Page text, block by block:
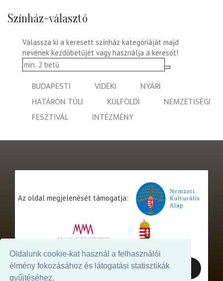
Oldalunk cookie-kat használ a felhasználói
élmény fokozásához és látogatási statisztikák
gyűjtéséhez.
Színház-választó
Válassza ki a keresett színház kategóriáját majd
nevének kezdőbetűjét vagy használja a keresőt!
BUDAPESTI VIDÉKI
NYÁRI
HATÁRON TÚLI
KÜLFÖLDI
NEMZETISÉGI
FESZTIVÁL
INTÉZMÉNY
Az oldal megjelenését támogatja: